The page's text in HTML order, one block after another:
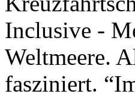
Inclusive -
Weltmeere.
fasziniert.